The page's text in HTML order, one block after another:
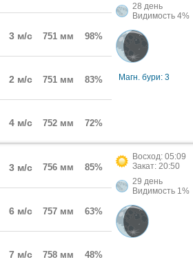
3 м/с 751 мм 98%
2 м/с 751 мм 83%
4 м/с 752 мм 72%
28 день
Видимость 4%
Магн. бури: 3
3 м/с 756 мм 85%
6 м/с 757 мм 63%
7 м/с 758 мм 48%
Восход: 05:09
Закат: 20:50
29 день
Видимость 1%